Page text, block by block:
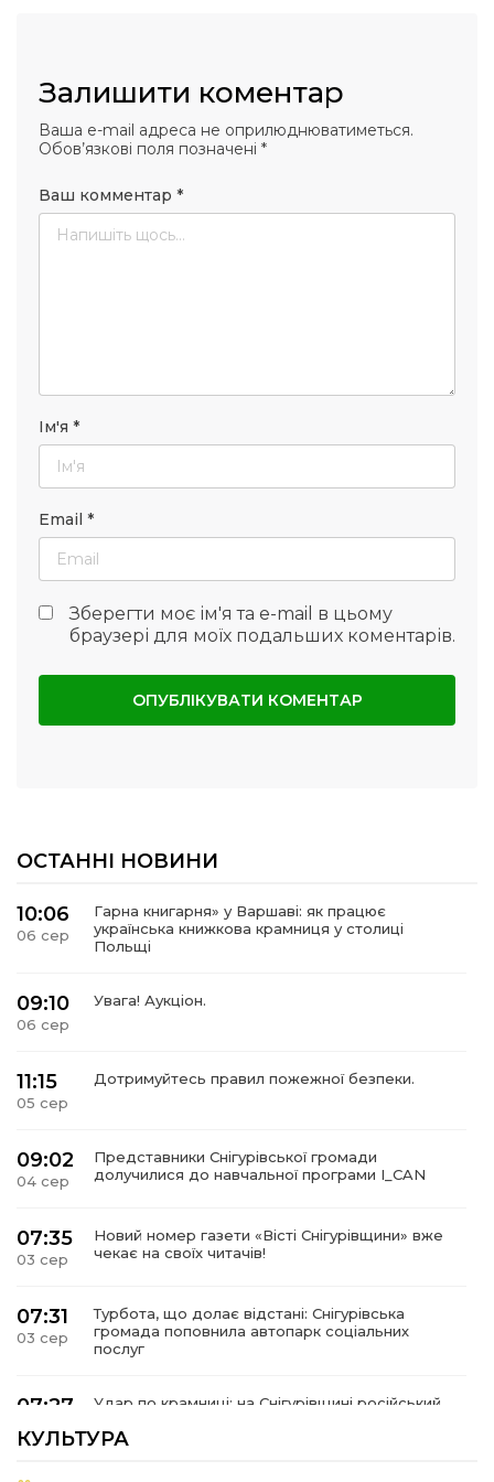
Залишити коментар
Ваша e-mail адреса не оприлюднюватиметься.
Обов’язкові поля позначені *
Ваш комментар *
Ім'я *
Email *
Зберегти моє ім'я та e-mail в цьому
браузері для моїх подальших коментарів.
ОСТАННІ НОВИНИ
10:06
06 сер
Гарна книгарня» у Варшаві: як працює
українська книжкова крамниця у столиці
Польщі
09:10
06 сер
Увага! Аукціон.
11:15
05 сер
Дотримуйтесь правил пожежної безпеки.
09:02
04 сер
Представники Снігурівської громади
долучилися до навчальної програми I_CAN
07:35
03 сер
Новий номер газети «Вісті Снігурівщини» вже
чекає на своїх читачів!
07:31
03 сер
Турбота, що долає відстані: Снігурівська
громада поповнила автопарк соціальних
послуг
07:27
Удар по крамниці: на Снігурівщині російський
КУЛЬТУРА